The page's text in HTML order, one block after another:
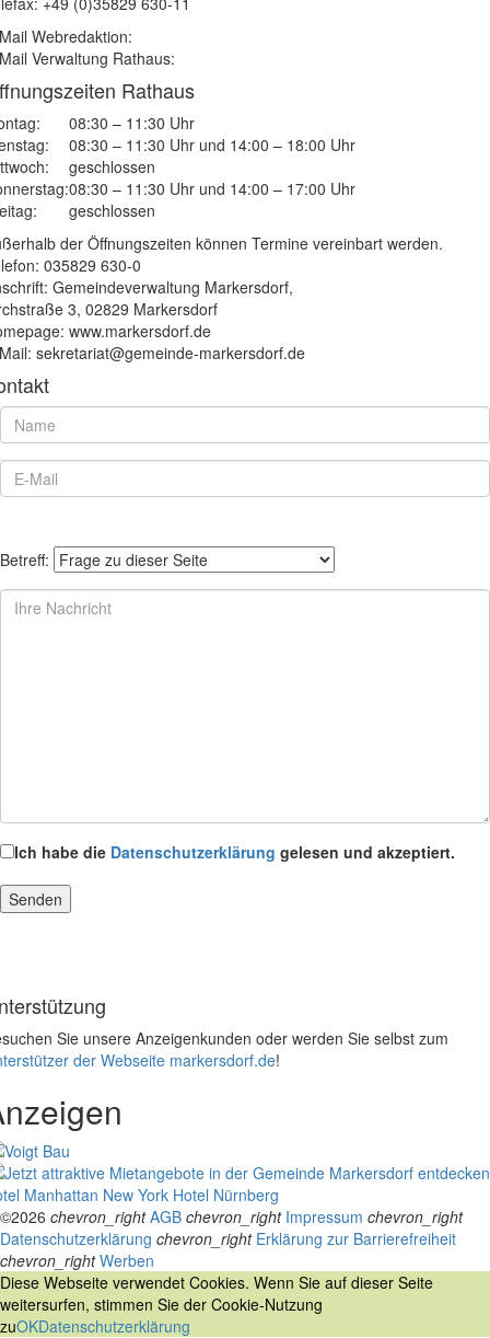
Webredaktion:
Verwaltung Rathaus:
Rathaus
08:30 – 11:30 Uhr
08:30 – 11:30 Uhr und 14:00 – 18:00 Uhr
geschlossen
08:30 – 11:30 Uhr und 14:00 – 17:00 Uhr
geschlossen
der Öffnungszeiten können Termine vereinbart werden.
035829 630-0
Gemeindeverwaltung Markersdorf,
3, 02829 Markersdorf
www.markersdorf.de
sekretariat@gemeinde-markersdorf.de
Betreff:
Ich habe die Datenschutzerklärung gelesen und akzeptiert.
Sie unsere Anzeigenkunden oder werden Sie selbst zum
der Webseite markersdorf.de!
Manhattan New York Hotel Nürnberg
©2026 chevron_right AGB chevron_right Impressum chevron_right
Datenschutzerklärung chevron_right Erklärung zur Barrierefreiheit
chevron_right Werben
Diese Webseite verwendet Cookies. Wenn Sie auf dieser Seite
weitersurfen, stimmen Sie der Cookie-Nutzung
zuOKDatenschutzerklärung